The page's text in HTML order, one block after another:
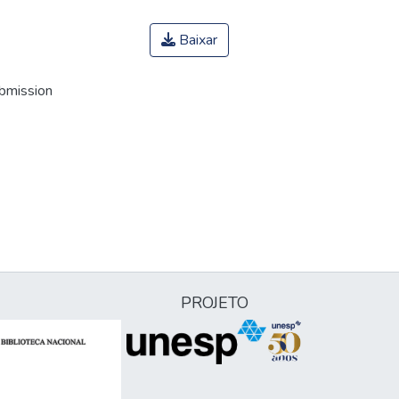
Baixar
PROJETO